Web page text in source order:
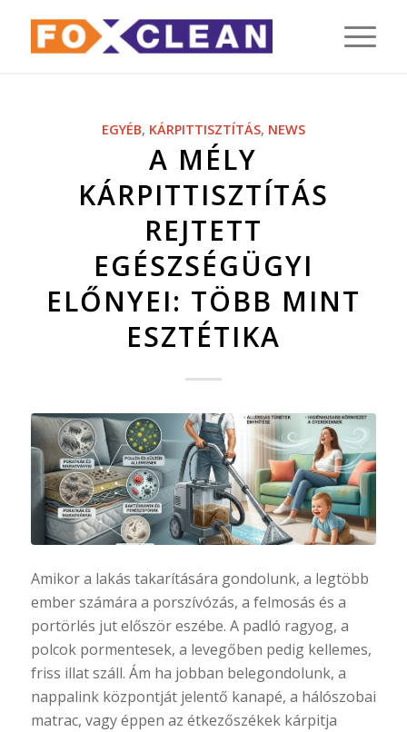
EGYÉB, KÁRPITTISZTÍTÁS, NEWS
A MÉLY
KÁRPITTISZTÍTÁS
REJTETT
EGÉSZSÉGÜGYI
ELŐNYEI: TÖBB MINT
ESZTÉTIKA
Amikor a lakás takarítására gondolunk, a legtöbb
ember számára a porszívózás, a felmosás és a
portörlés jut először eszébe. A padló ragyog, a
polcok pormentesek, a levegőben pedig kellemes,
friss illat száll. Ám ha jobban belegondolunk, a
nappalink központját jelentő kanapé, a hálószobai
matrac, vagy éppen az étkezőszékek kárpitja